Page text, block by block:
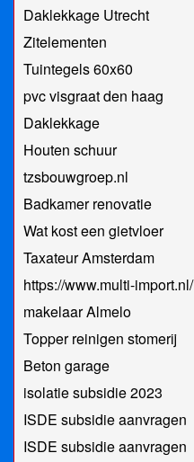
Daklekkage Utrecht
Zitelementen
Tuintegels 60x60
pvc visgraat den haag
Daklekkage
Houten schuur
tzsbouwgroep.nl
Badkamer renovatie
Wat kost een gietvloer
Taxateur Amsterdam
https://www.multi-import.nl/
makelaar Almelo
Topper reinigen stomerij
Beton garage
isolatie subsidie 2023
ISDE subsidie aanvragen
ISDE subsidie aanvragen